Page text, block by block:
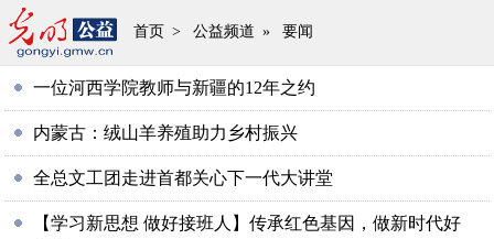
首页 > 公益频道 » 要闻
一位河西学院教师与新疆的12年之约
内蒙古：绒山羊养殖助力乡村振兴
全总文工团走进首都关心下一代大讲堂
【学习新思想 做好接班人】传承红色基因，做新时代好